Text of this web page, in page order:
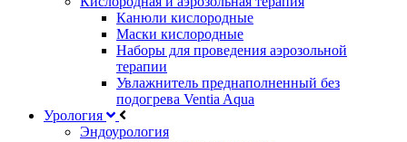
Канюли кислородные
Маски кислородные
Наборы для проведения аэрозольной
терапии
Увлажнитель преднаполненный без
подогрева Ventia Aqua
Урология
Эндоурология